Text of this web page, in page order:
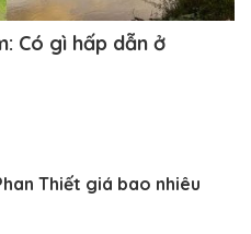
Có gì hấp dẫn ở
Thiết giá bao nhiêu